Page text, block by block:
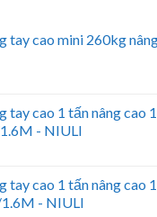
tay cao mini 260kg
tay cao 1 tấn nâng cao
- NIULI
tay cao 1 tấn nâng cao
- NIULI